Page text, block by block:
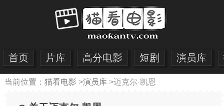
首页 片库 高分电影 短剧 演员库
当前位置： 猫看电影 >演员库>迈克尔·凯恩